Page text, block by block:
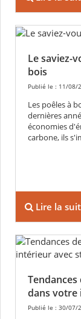
Le saviez-
bois
Publié le : 11/08/
Les poêles à
dernières
économies
carbone, ils
Lire la
dans votre
Publié le : 30/07/